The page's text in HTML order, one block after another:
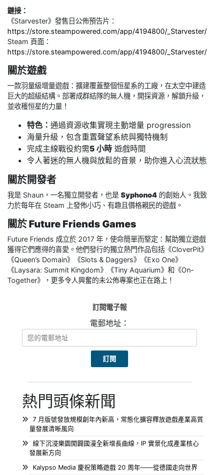
鏈接：
《Starvester》發售日公佈預告片：
https://store.steampowered.com/app/4194800/_Starvester/
Steam 頁面：
https://store.steampowered.com/app/4194800/_Starvester/
關於遊戲
一款羽量級增量遊戲：擴建覆蓋整個恒星系的工廠，在太空中建造
巨大的超級結構。部署成群結隊的無人機，開採資源，解鎖升級，
並收穫恒星的力量！
特色： 通過資源收集實現主動增量 progression
海量升級，包含重置聲望系統與獨特機制
完成主線戰役約需5 小時 遊戲時間
令人著迷的無人機與放鬆的音景，助你進入心流狀態
關於開發者
我是 Shaun，一名獨立開發者，也是 Syphono4 的創始人。我致
力於每年在 Steam 上發佈小巧、有趣且價格親民的遊戲。
關於 Future Friends Games
Future Friends 成立於 2017 年，使命簡單而堅定：幫助獨立遊戲
獲得它們應得的喜愛。他們發行的獨立熱門作品包括《CloverPit》
《Queen’s Domain》《Slots & Daggers》《Exo One》
《Laysara: Summit Kingdom》《Tiny Aquarium》和《On-
Together》，更多令人興奮的未公佈專案也正在路上！
訂閱電子報
電郵地址：
熱門頭條新聞
7 月版號發放規模創年內新高，常態化擴容釋放遊戲產業高質
量發展清晰風向
線下沉浸樂園開闢國漫全新增長曲線，IP 實景化成產業核心
發展新方向
Kalypso Media 慶祝策略遊戲 20 周年——從德國走向世界